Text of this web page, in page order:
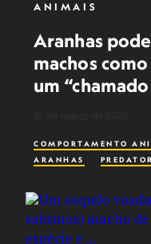
ANIMAIS
Aranhas
machos
um
COMPORTAMENTO
ARANHAS
PREDATOR